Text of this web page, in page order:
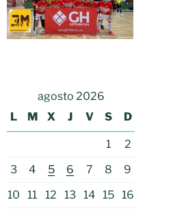
agosto 2026
L
M X J V S D
1
2
3
4 5 6 7 8
9
10
11 12 13 14 15 16